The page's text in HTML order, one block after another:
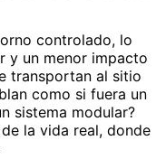
controlado, lo
y un menor impacto
transportan al sitio
como si fuera un
sistema modular?
la vida real, donde